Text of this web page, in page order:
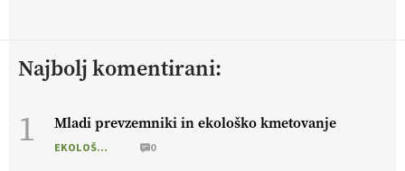
Najbolj komentirani:
1 Mladi prevzemniki in ekološko kmetovanje
EKOLOŠKO LOGIČNO 0